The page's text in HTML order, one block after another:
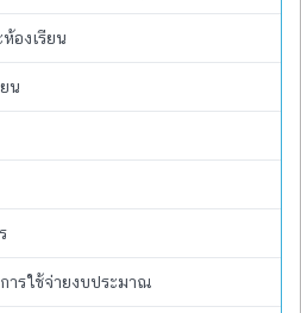
องเรียน
น
ารใช้จ่ายงบประมาณ